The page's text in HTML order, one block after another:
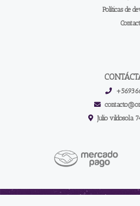
Políticas de
Julio vildosola
One up store | Los Mejores